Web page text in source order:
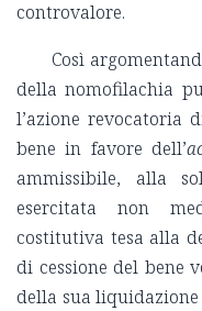
controvalore.
Così
della nomofilachia
l’azione
bene in favore dell’
ammissibile, alla
esercitata non
costitutiva tesa alla
di cessione del bene
della sua